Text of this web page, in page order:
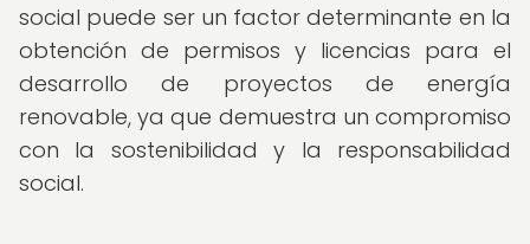
social puede ser un factor determinante en la
obtención de permisos y licencias para el
desarrollo de proyectos de energía
renovable, ya que demuestra un compromiso
con la sostenibilidad y la responsabilidad
social.